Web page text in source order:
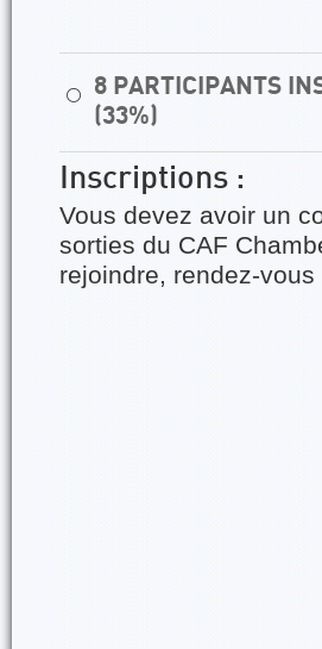
⚪
8 PARTICIPANTS
(33%)
Inscriptions :
Vous devez avoir un
sorties du CAF
rejoindre, rendez-